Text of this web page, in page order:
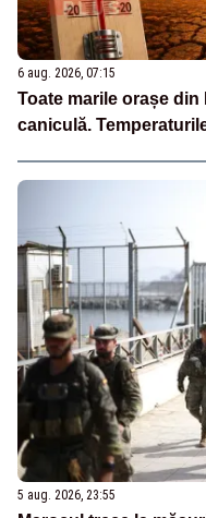
6 aug. 2026, 07:15
Toate marile orașe
caniculă.
5 aug. 2026, 23:55